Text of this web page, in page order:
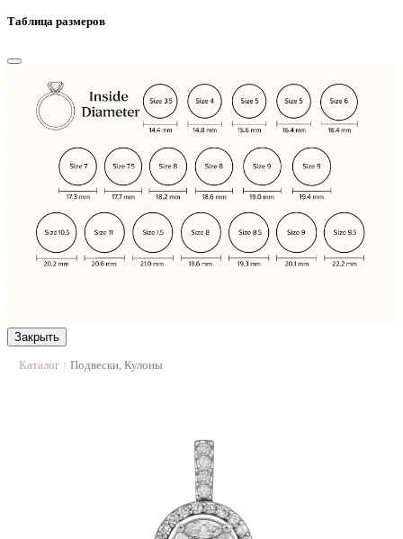
Таблица размеров
Закрыть
Каталог | Подвески, Кулоны